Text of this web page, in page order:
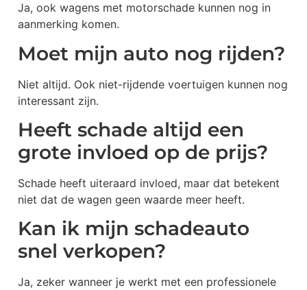
Ja, ook wagens met motorschade kunnen nog in
aanmerking komen.
Moet mijn auto nog rijden?
Niet altijd. Ook niet-rijdende voertuigen kunnen nog
interessant zijn.
Heeft schade altijd een
grote invloed op de prijs?
Schade heeft uiteraard invloed, maar dat betekent
niet dat de wagen geen waarde meer heeft.
Kan ik mijn schadeauto
snel verkopen?
Ja, zeker wanneer je werkt met een professionele